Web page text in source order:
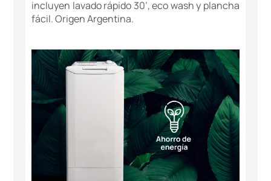
incluyen lavado rápido 30’, eco wash y plancha
fácil. Origen Argentina.